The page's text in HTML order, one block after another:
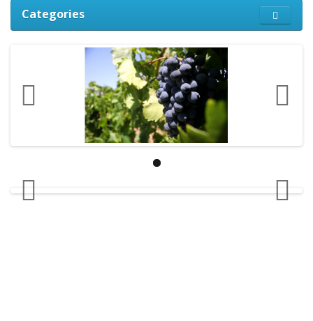
Categories